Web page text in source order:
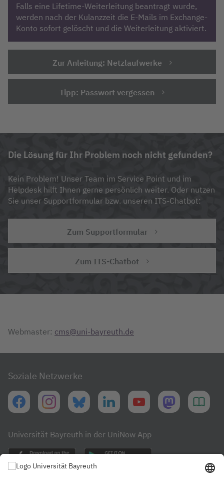
Falls eine Lifetime-Weiterleitung beantragt wurde,
werden nach der Kulanzzeit die E-Mails im Exchange-
Konto sofort gelöscht und die Weiterleitung aktiviert.
Zur Anleitung: Netzlaufwerke
Tipp: Passwort vergessen
Die Lösung für Ihr Problem noch nicht gefunden?
Kein Problem! Unser Team im Service Point und im
Helpdesk hilft Ihnen gerne persönlich weiter. Oder nutzen
Sie unser Supportformular bzw. unseren ITS-Chatbot:
Zum Supportformular
Zum ITS-Chatbot
Webmaster: cms@uni-bayreuth.de
Soziale Netzwerke
Universität Bayreuth in der UniNow App